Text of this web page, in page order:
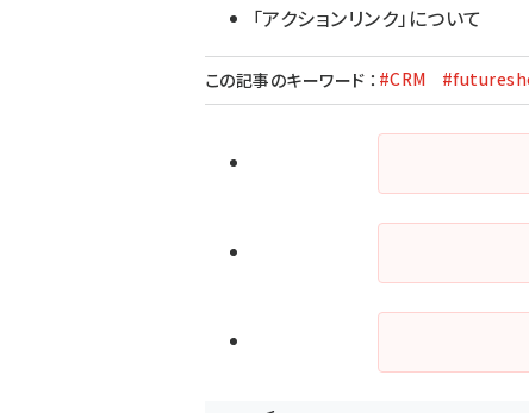
「アクションリンク」について
この記事のキーワード ： #CRM